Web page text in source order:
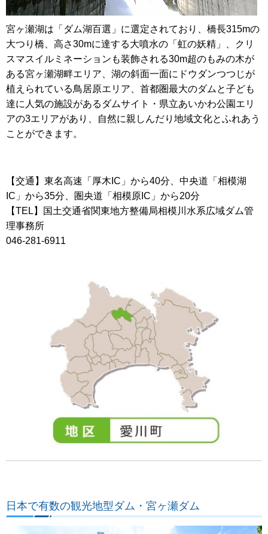
宮ヶ瀬湖は「ダム湖百選」に選定されており、橋長315mの
大つり橋、高さ30mに達する大噴水の「虹の妖精」、クリ
スマスイルミネーションも装飾される30m超のもみの木が
ある宮ヶ瀬湖畔エリア、湖の斜面一面にドウダンつつじが
植えられている鳥居原エリア、首都圏最大のダムと子ども
達に人気の施設があるダムサイト・県立あいかわ公園エリ
アの3エリアがあり、自然に親しんだり地域文化とふれあう
ことができます。
【交通】東名高速「厚木IC」から40分、中央道「相模湖
IC」から35分、圏央道「相模原IC」から20分
【TEL】国土交通省関東地方整備局相模川水系広域ダム管
理事務所
046-281-6911
日本で有数の観光地型ダム・宮ヶ瀬ダム